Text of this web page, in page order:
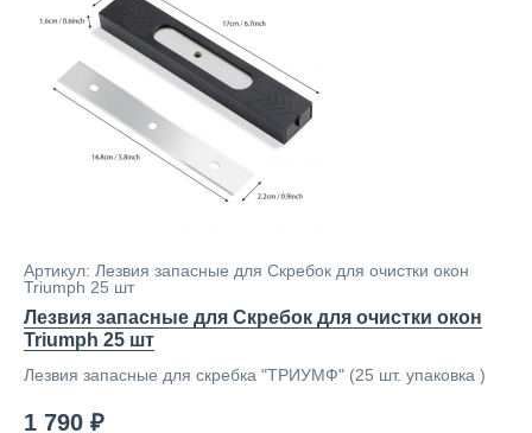
Артикул: Лезвия запасные для Скребок для очистки окон
Triumph 25 шт
Лезвия запасные для Скребок для очистки окон
Triumph 25 шт
Лезвия запасные для скребка "ТРИУМФ" (25 шт. упаковка )
1 790 ₽